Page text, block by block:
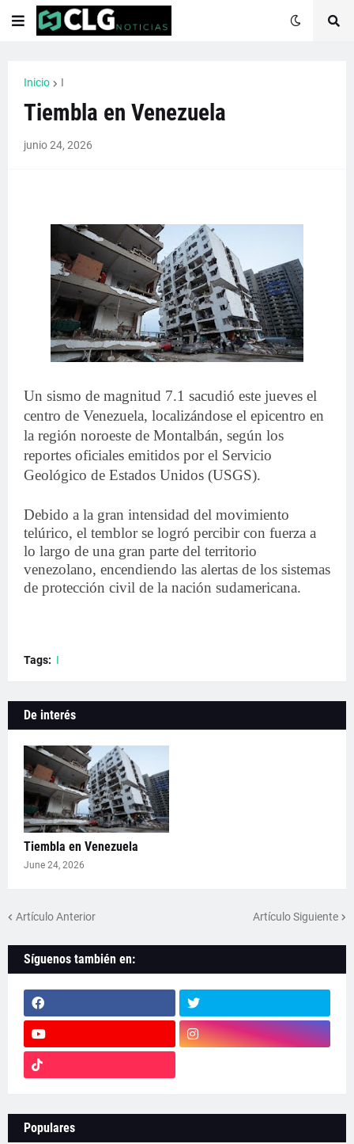
Inicio I
Tiembla en Venezuela
junio 24, 2026
Un sismo de magnitud 7.1 sacudió este jueves el
centro de Venezuela, localizándose el epicentro en
la región noroeste de Montalbán, según los
reportes oficiales emitidos por el Servicio
Geológico de Estados Unidos (USGS).
Debido a la gran intensidad del movimiento
telúrico, el temblor se logró percibir con fuerza a
lo largo de una gran parte del territorio
venezolano, encendiendo las alertas de los sistemas
de protección civil de la nación sudamericana.
Tags: I
De interés
Tiembla en Venezuela
June 24, 2026
Artículo Anterior Artículo Siguiente
Síguenos también en:
Populares